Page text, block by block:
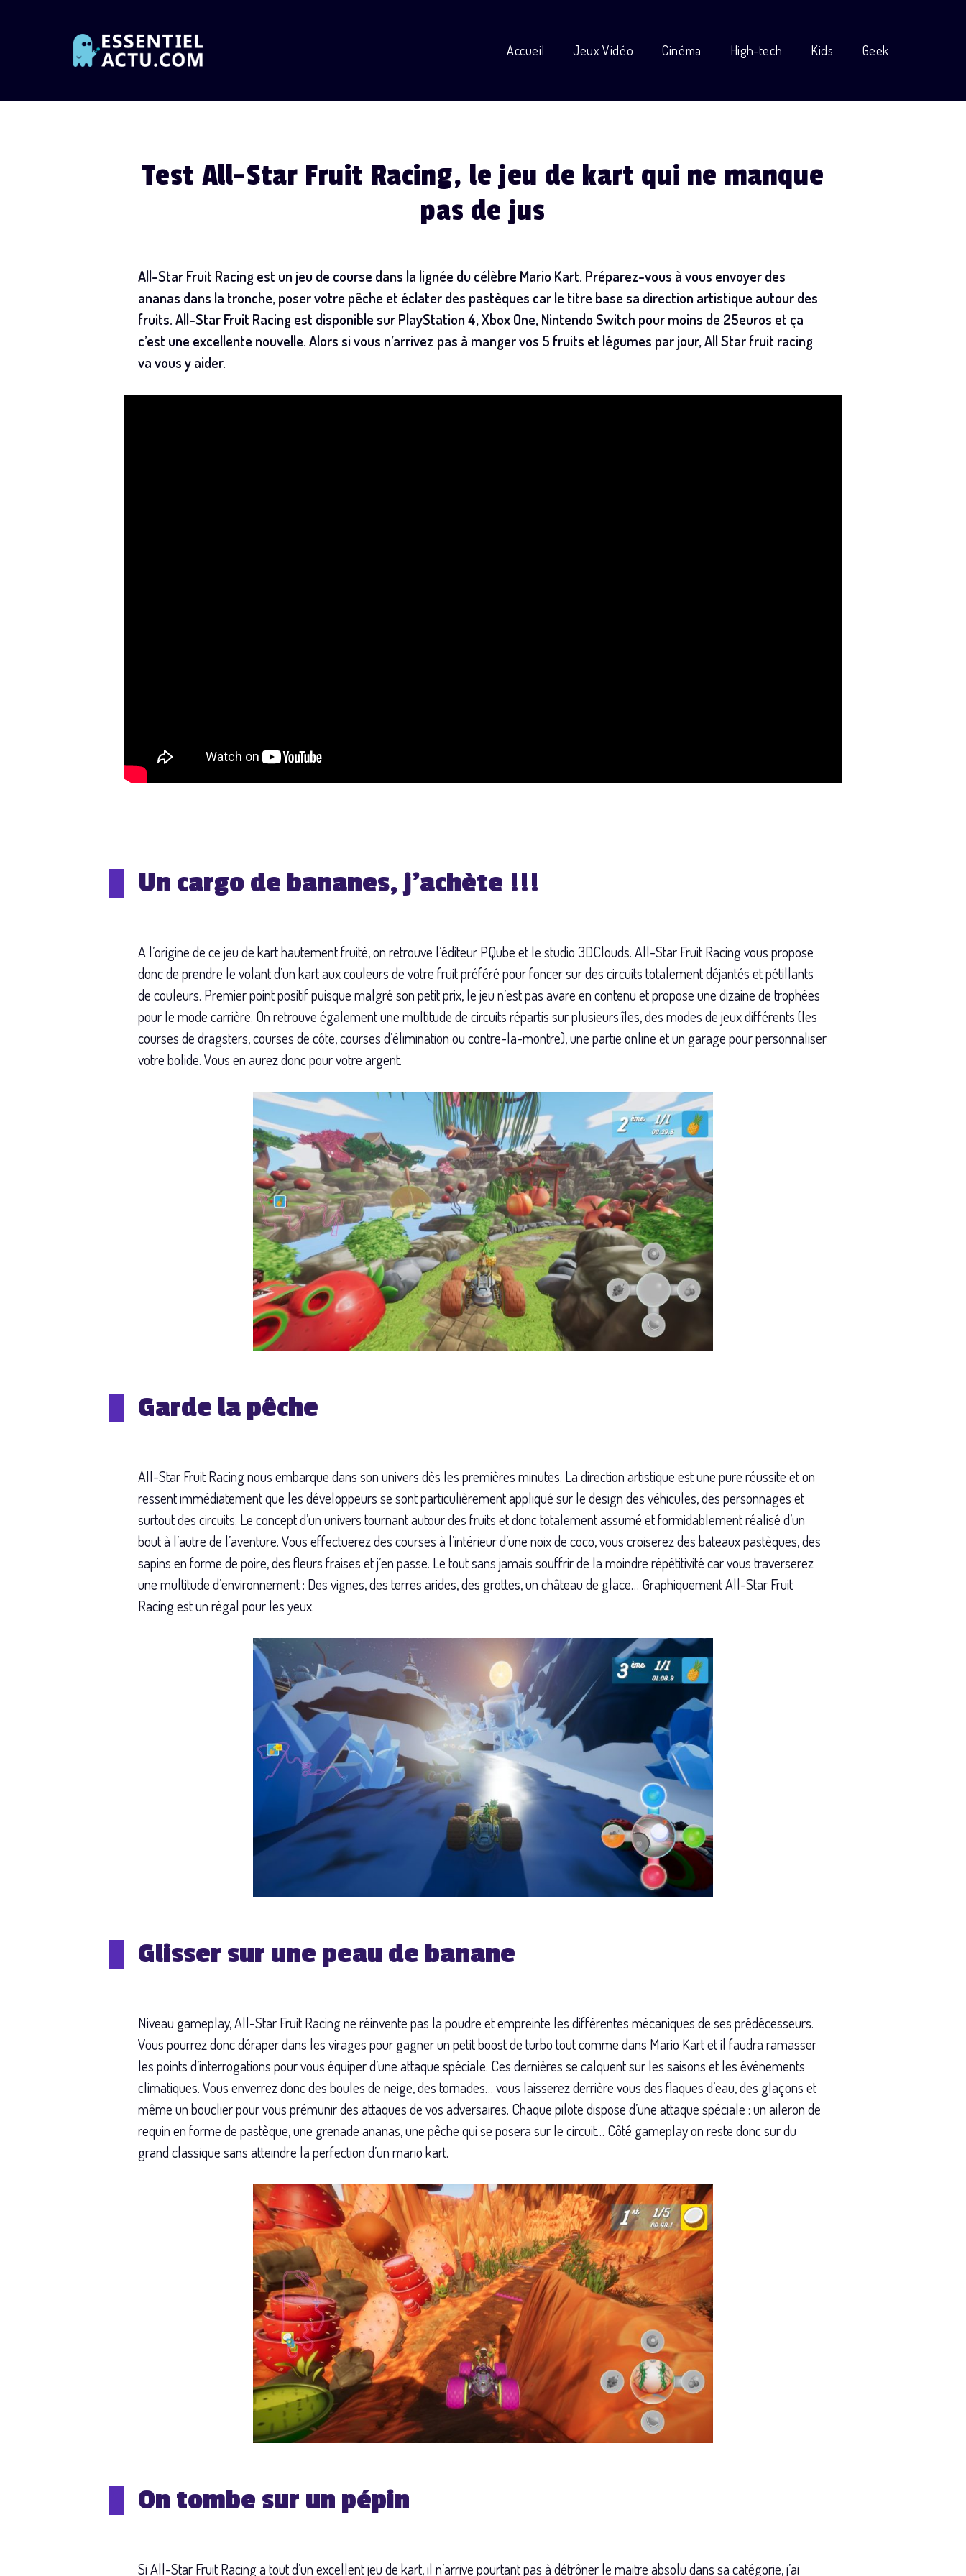
Accueil Jeux Vidéo Cinéma High-tech Kids Geek
Test All-Star Fruit Racing, le jeu de kart qui ne manque
pas de jus
All-Star Fruit Racing est un jeu de course dans la lignée du célèbre Mario Kart. Préparez-vous à vous envoyer des
ananas dans la tronche, poser votre pêche et éclater des pastèques car le titre base sa direction artistique autour des
fruits. All-Star Fruit Racing est disponible sur PlayStation 4, Xbox One, Nintendo Switch pour moins de 25euros et ça
c’est une excellente nouvelle. Alors si vous n’arrivez pas à manger vos 5 fruits et légumes par jour, All Star fruit racing
va vous y aider.
Un cargo de bananes, j’achète !!!
A l’origine de ce jeu de kart hautement fruité, on retrouve l’éditeur PQube et le studio 3DClouds. All-Star Fruit Racing vous propose
donc de prendre le volant d’un kart aux couleurs de votre fruit préféré pour foncer sur des circuits totalement déjantés et pétillants
de couleurs. Premier point positif puisque malgré son petit prix, le jeu n’est pas avare en contenu et propose une dizaine de trophées
pour le mode carrière. On retrouve également une multitude de circuits répartis sur plusieurs îles, des modes de jeux différents (les
courses de dragsters, courses de côte, courses d’élimination ou contre-la-montre), une partie online et un garage pour personnaliser
votre bolide. Vous en aurez donc pour votre argent.
Garde la pêche
All-Star Fruit Racing nous embarque dans son univers dès les premières minutes. La direction artistique est une pure réussite et on
ressent immédiatement que les développeurs se sont particulièrement appliqué sur le design des véhicules, des personnages et
surtout des circuits. Le concept d’un univers tournant autour des fruits et donc totalement assumé et formidablement réalisé d’un
bout à l’autre de l’aventure. Vous effectuerez des courses à l’intérieur d’une noix de coco, vous croiserez des bateaux pastèques, des
sapins en forme de poire, des fleurs fraises et j’en passe. Le tout sans jamais souffrir de la moindre répétitivité car vous traverserez
une multitude d’environnement : Des vignes, des terres arides, des grottes, un château de glace… Graphiquement All-Star Fruit
Racing est un régal pour les yeux.
Glisser sur une peau de banane
Niveau gameplay, All-Star Fruit Racing ne réinvente pas la poudre et empreinte les différentes mécaniques de ses prédécesseurs.
Vous pourrez donc déraper dans les virages pour gagner un petit boost de turbo tout comme dans Mario Kart et il faudra ramasser
les points d’interrogations pour vous équiper d’une attaque spéciale. Ces dernières se calquent sur les saisons et les événements
climatiques. Vous enverrez donc des boules de neige, des tornades… vous laisserez derrière vous des flaques d’eau, des glaçons et
même un bouclier pour vous prémunir des attaques de vos adversaires. Chaque pilote dispose d’une attaque spéciale : un aileron de
requin en forme de pastèque, une grenade ananas, une pêche qui se posera sur le circuit… Côté gameplay on reste donc sur du
grand classique sans atteindre la perfection d’un mario kart.
On tombe sur un pépin
Si All-Star Fruit Racing a tout d’un excellent jeu de kart, il n’arrive pourtant pas à détrôner le maitre absolu dans sa catégorie, j’ai